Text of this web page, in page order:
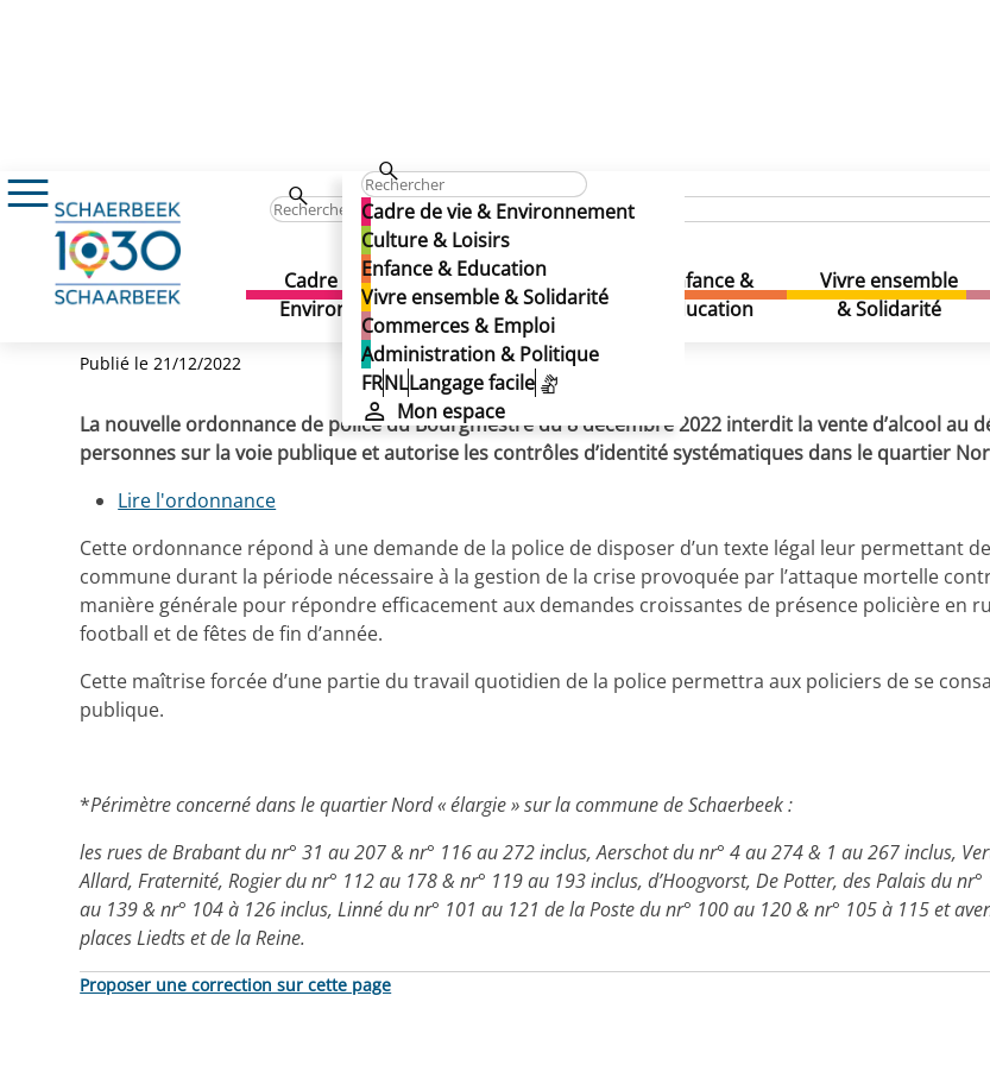
Cadre de vie & Environnement
Culture & Loisirs
Enfance & Education
Vivre ensemble & Solidarité
Commerces & Emploi
Administration & Politique
FRNLLangage facile
Mon espace
Cadre de vie &
Environnement
Culture & Loisirs
Enfance &
Education
Vivre ensemble
& Solidarité
Nouvelle ordonnance de police dans le quartier Nord « élargi » du 15 décembre
Nouvelle ordonnance de police dans le quartier
décembre 2022 au 15 janvier 2023
Nouvelle ordonnance de police dans le quartier
2022 au 15 janvier 2023
Publié le 21/12/2022
La nouvelle ordonnance de police du Bourgmestre du 8 décembre 2022 interdit la vente d’alcool au
personnes sur la voie publique et autorise les contrôles d’identité systématiques dans le quartier
Lire l'ordonnance
Cette ordonnance répond à une demande de la police de disposer d’un texte légal leur permettant
commune durant la période nécessaire à la gestion de la crise provoquée par l’attaque mortelle
manière générale pour répondre efficacement aux demandes croissantes de présence policière en
football et de fêtes de fin d’année.
Cette maîtrise forcée d’une partie du travail quotidien de la police permettra aux policiers de se
publique.
*Périmètre concerné dans le quartier Nord « élargie » sur la commune de Schaerbeek :
les rues de Brabant du nr° 31 au 207 & nr° 116 au 272 inclus, Aerschot du nr° 4 au 274 & 1 au 267 inclus,
Allard, Fraternité, Rogier du nr° 112 au 178 & nr° 119 au 193 inclus, d’Hoogvorst, De Potter, des Palais du
au 139 & nr° 104 à 126 inclus, Linné du nr° 101 au 121 de la Poste du nr° 100 au 120 & nr° 105 à 115 et
places Liedts et de la Reine.
Proposer une correction sur cette page